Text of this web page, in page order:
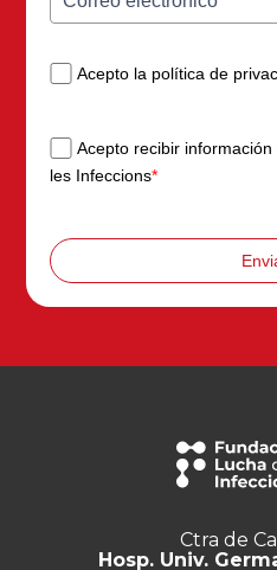
Acepto la política de
Acepto recibir
les Infeccions*
Ctra de
Hosp. Univ.